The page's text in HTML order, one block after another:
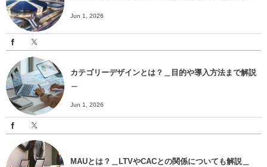
Jun 1, 2026
カテゴリーデザインとは？＿目的や導入方法まで解説
Jun 1, 2026
MAUとは？＿LTVやCACとの関係についても解説＿